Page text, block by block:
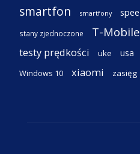
smartfon smartfony
stany zjednoczone T-Mobile
testy prędkości uke usa
Windows 10 xiaomi zasięg